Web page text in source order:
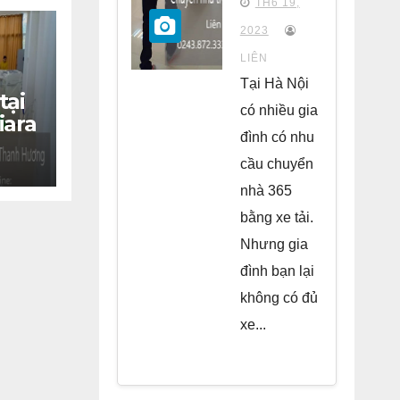
chung
cư Park
Kiara Hà
Đông
TH6 19,
2023
LIÊN
Tại Hà Nội
có nhiều gia
đình có nhu
cầu chuyển
nhà 365
bằng xe tải.
Nhưng gia
đình bạn lại
không có đủ
xe...